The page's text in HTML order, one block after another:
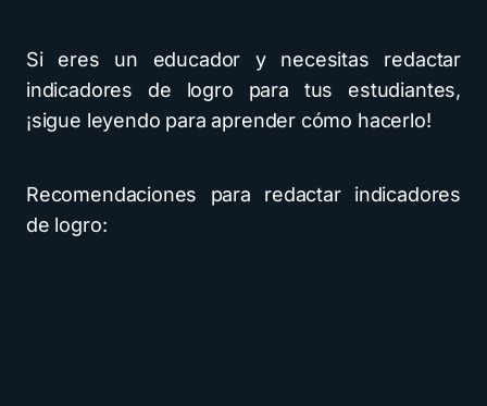
Si eres un educador y necesitas redactar
indicadores de logro para tus estudiantes,
¡sigue leyendo para aprender cómo hacerlo!
Recomendaciones para redactar indicadores
de logro: